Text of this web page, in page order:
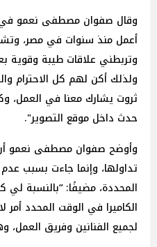
وقال صفوان مصطفى نعمو
أعمل منذ سنوات في مصر،
وتربطني علاقات طيبة وقوية
ولذلك أكن لهم كل الاحترام
ثروت يشارك معنا في العمل،
حدث داخل موقع التصوير".
وأوضح صفوان مصطفى نعمو
تداولها، وإنما جاءت بسبب عدم
المحددة، مضيفًا: “بالنسبة
الكاميرا في الوقت المحدد
لجميع الفنانين وفريق